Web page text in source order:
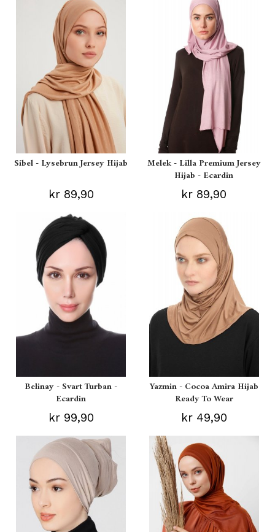
Sibel - Lysebrun Jersey Hijab
kr 89,90
Melek - Lilla Premium Jersey
Hijab - Ecardin
kr 89,90
Belinay - Svart Turban -
Ecardin
kr 99,90
Yazmin - Cocoa Amira Hijab
Ready To Wear
kr 49,90